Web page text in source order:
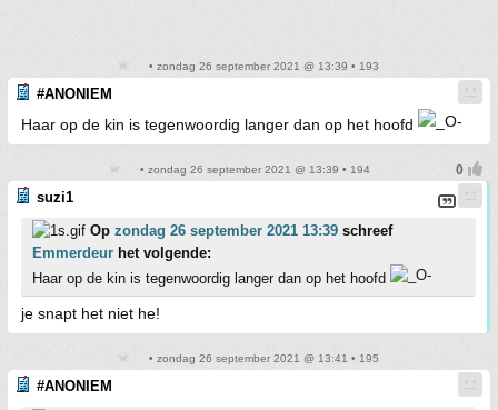
• zondag 26 september 2021 @ 13:39 • 193
#ANONIEM
Haar op de kin is tegenwoordig langer dan op het hoofd
• zondag 26 september 2021 @ 13:39 • 194
suzi1
Op zondag 26 september 2021 13:39 schreef
Emmerdeur het volgende:
Haar op de kin is tegenwoordig langer dan op het hoofd
je snapt het niet he!
• zondag 26 september 2021 @ 13:41 • 195
#ANONIEM